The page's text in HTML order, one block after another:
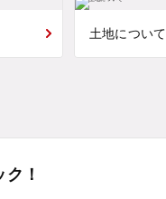
土地について
！